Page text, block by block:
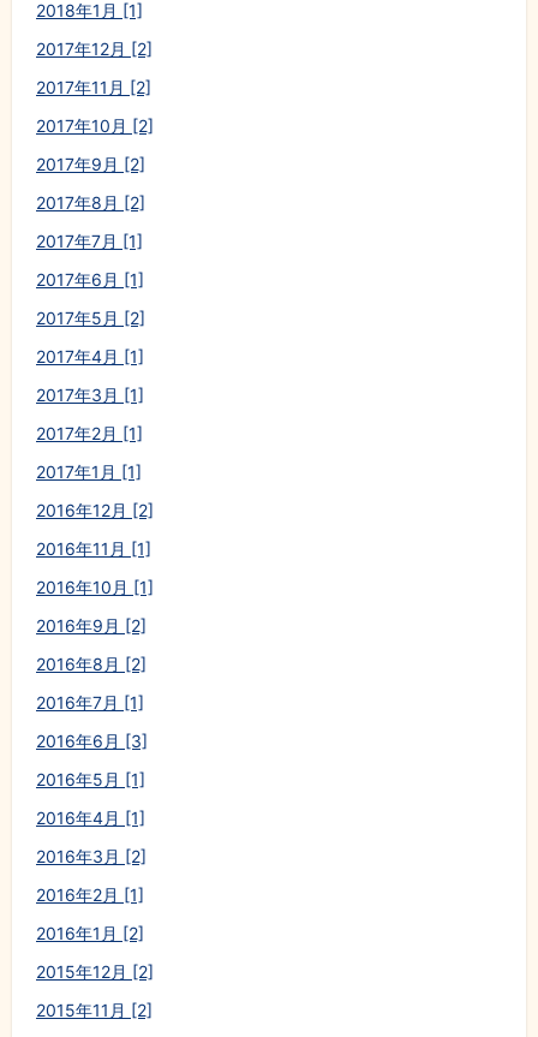
2018年1月 [1]
2017年12月 [2]
2017年11月 [2]
2017年10月 [2]
2017年9月 [2]
2017年8月 [2]
2017年7月 [1]
2017年6月 [1]
2017年5月 [2]
2017年4月 [1]
2017年3月 [1]
2017年2月 [1]
2017年1月 [1]
2016年12月 [2]
2016年11月 [1]
2016年10月 [1]
2016年9月 [2]
2016年8月 [2]
2016年7月 [1]
2016年6月 [3]
2016年5月 [1]
2016年4月 [1]
2016年3月 [2]
2016年2月 [1]
2016年1月 [2]
2015年12月 [2]
2015年11月 [2]